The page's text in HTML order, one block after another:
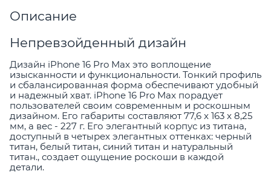
Описание
Непревзойденный дизайн
Дизайн iPhone 16 Pro Max это воплощение
изысканности и функциональности. Тонкий профиль
и сбалансированная форма обеспечивают удобный
и надежный хват. iPhone 16 Pro Max порадует
пользователей своим современным и роскошным
дизайном. Его габариты составляют 77,6 x 163 x 8,25
мм, а вес - 227 г. Его элегантный корпус из титана,
доступный в четырех элегантных оттенках: черный
титан, белый титан, синий титан и натуральный
титан., создает ощущение роскоши в каждой
детали.